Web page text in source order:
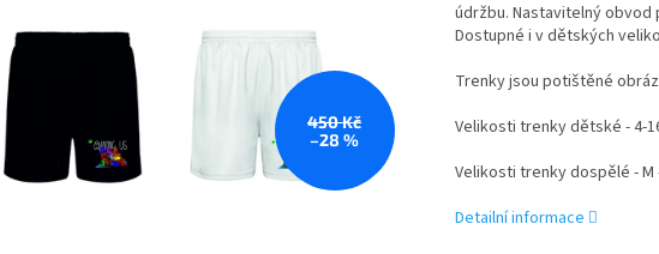
450 Kč
–28 %
údržbu. Nastavitelný obvod
Dostupné i v dětských
Trenky jsou potištěné
Velikosti trenky dětské - 4-
Velikosti trenky dospělé - M
Detailní informace